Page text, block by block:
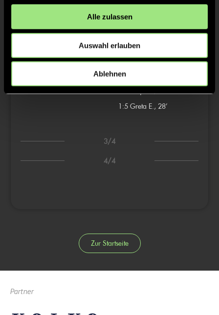
Alle zulassen
Auswahl erlauben
Ablehnen
2/4
1:3
1:5 Greta E., 28’
3/4
4/4
Zur Startseite
Partner